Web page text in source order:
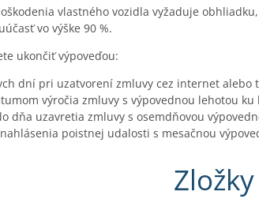
vlastného vozidla vyžaduje
vo výške 90 %.
ukončiť výpoveďou:
dní pri uzatvorení zmluvy cez internet alebo
výročia zmluvy s výpovednou lehotou
dňa uzavretia zmluvy s osemdňovou
poistnej udalosti s mesačnou